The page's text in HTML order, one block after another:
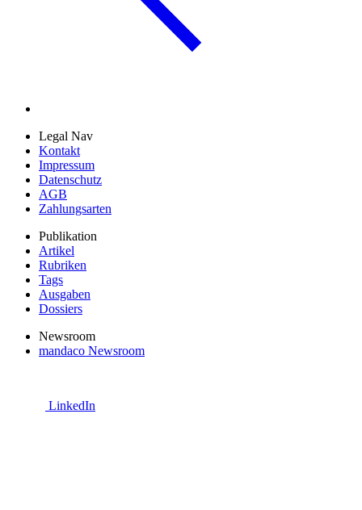
Legal Nav
Kontakt
Impressum
Datenschutz
AGB
Zahlungsarten
Publikation
Artikel
Rubriken
Tags
Ausgaben
Dossiers
Newsroom
mandaco Newsroom
LinkedIn